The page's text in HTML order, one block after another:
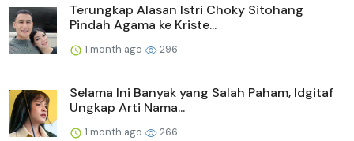
Terungkap Alasan Istri Choky Sitohang
Pindah Agama ke Kriste...
1 month ago 296
Selama Ini Banyak yang Salah Paham, Idgitaf
Ungkap Arti Nama...
1 month ago 266